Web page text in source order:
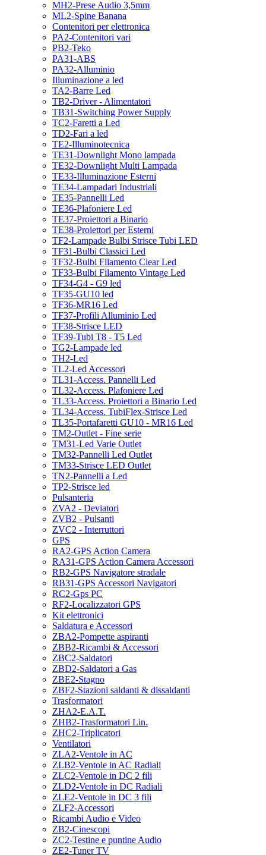
MH2-Prese Audio 3,5mm
ML2-Spine Banana
Contenitori per elettronica
PA2-Contenitori vari
PB2-Teko
PA31-ABS
PA32-Alluminio
Illuminazione a led
TA2-Barre Led
TB2-Driver - Alimentatori
TB31-Switching Power Supply
TC2-Faretti a Led
TD2-Fari a led
TE2-Illuminotecnica
TE31-Downlight Mono lampada
TE32-Downlight Multi Lampada
TE33-Illuminazione Esterni
TE34-Lampadari Industriali
TE35-Pannelli Led
TE36-Plafoniere Led
TE37-Proiettori a Binario
TE38-Proiettori per Esterni
TF2-Lampade Bulbi Strisce Tubi LED
TF31-Bulbi Classici Led
TF32-Bulbi Filamento Clear Led
TF33-Bulbi Filamento Vintage Led
TF34-G4 - G9 led
TF35-GU10 led
TF36-MR16 Led
TF37-Profili Alluminio Led
TF38-Strisce LED
TF39-Tubi T8 - T5 Led
TG2-Lampade led
TH2-Led
TL2-Led Accessori
TL31-Access. Pannelli Led
TL32-Access. Plafoniere Led
TL33-Access. Proiettori a Binario Led
TL34-Access. TubiFlex-Strisce Led
TL35-Portafaretti GU10 - MR16 Led
TM2-Outlet - Fine serie
TM31-Led Varie Outlet
TM32-Pannelli Led Outlet
TM33-Strisce LED Outlet
TN2-Pannelli a Led
TP2-Strisce led
Pulsanteria
ZVA2 - Deviatori
ZVB2 - Pulsanti
ZVC2 - Interruttori
GPS
RA2-GPS Action Camera
RA31-GPS Action Camera Accessori
RB2-GPS Navigatore stradale
RB31-GPS Accessori Navigatori
RC2-Gps PC
RF2-Localizzatori GPS
Kit elettronici
Saldatura e Accessori
ZBA2-Pompette aspiranti
ZBB2-Ricambi & Accessori
ZBC2-Saldatori
ZBD2-Saldatori a Gas
ZBE2-Stagno
ZBF2-Stazioni saldanti & dissaldanti
Trasformatori
ZHA2-E.A.T.
ZHB2-Trasformatori Lin.
ZHC2-Triplicatori
Ventilatori
ZLA2-Ventole in AC
ZLB2-Ventole in AC Radiali
ZLC2-Ventole in DC 2 fili
ZLD2-Ventole in DC Radiali
ZLE2-Ventole in DC 3 fili
ZLF2-Accessori
Ricambi Audio e Video
ZB2-Cinescopi
ZC2-Testine e puntine Audio
ZE2-Tuner TV